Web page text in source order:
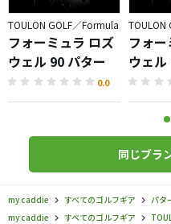
TOULON GOLF／Formula
フォーミュラ ロズ
ウェル 90 パター
0.0
TOULON
フォ
ウェル
同じブラ
my caddie すべてのゴルフギア パタ
my caddie
すべてのゴルフギア